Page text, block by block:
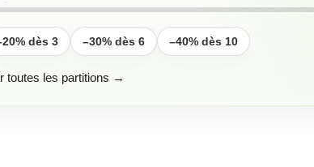
dès 3 –30% dès 6 –40% dès 10
toutes les partitions →